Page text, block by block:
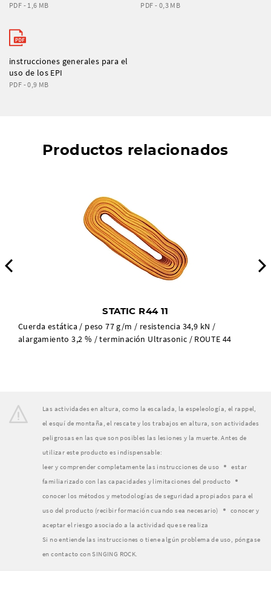
PDF - 1,6 MB PDF - 0,3 MB
instrucciones generales para el
uso de los EPI
PDF - 0,9 MB
Productos relacionados
STATIC R44 11
Cuerda estática / peso 77 g/m / resistencia 34,9 kN /
alargamiento 3,2 % / terminación Ultrasonic / ROUTE 44
Las actividades en altura, como la escalada, la espeleología, el rappel,
el esquí de montaña, el rescate y los trabajos en altura, son actividades
peligrosas en las que son posibles las lesiones y la muerte. Antes de
utilizar este producto es indispensable:
leer y comprender completamente las instrucciones de uso
estar
familiarizado con las capacidades y limitaciones del producto
conocer los métodos y metodologías de seguridad apropiados para el
uso del producto (recibir formación cuando sea necesario)
conocer y
aceptar el riesgo asociado a la actividad que se realiza
Si no entiende las instrucciones o tiene algún problema de uso, póngase
en contacto con SINGING ROCK.